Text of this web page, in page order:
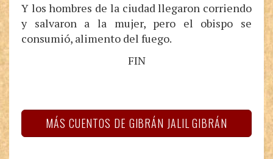
Y los hombres de la ciudad llegaron corriendo
y salvaron a la mujer, pero el obispo se
consumió, alimento del fuego.
FIN
MÁS CUENTOS DE GIBRÁN JALIL GIBRÁN